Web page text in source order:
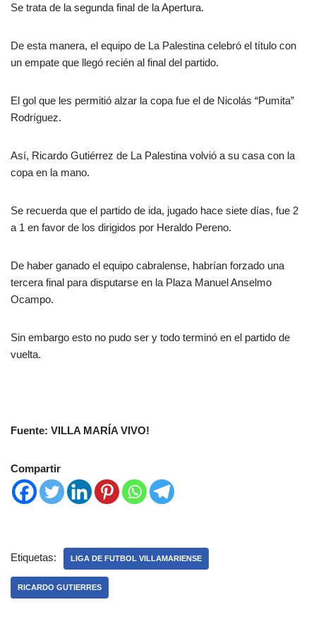
Se trata de la segunda final de la Apertura.
De esta manera, el equipo de La Palestina celebró el título con
un empate que llegó recién al final del partido.
El gol que les permitió alzar la copa fue el de Nicolás “Pumita”
Rodríguez.
Así, Ricardo Gutiérrez de La Palestina volvió a su casa con la
copa en la mano.
Se recuerda que el partido de ida, jugado hace siete días, fue 2
a 1 en favor de los dirigidos por Heraldo Pereno.
De haber ganado el equipo cabralense, habrían forzado una
tercera final para disputarse en la Plaza Manuel Anselmo
Ocampo.
Sin embargo esto no pudo ser y todo terminó en el partido de
vuelta.
Fuente: VILLA MARÍA VIVO!
Compartir
Etiquetas: LIGA DE FUTBOL VILLAMARIENSE
RICARDO GUTIERRES